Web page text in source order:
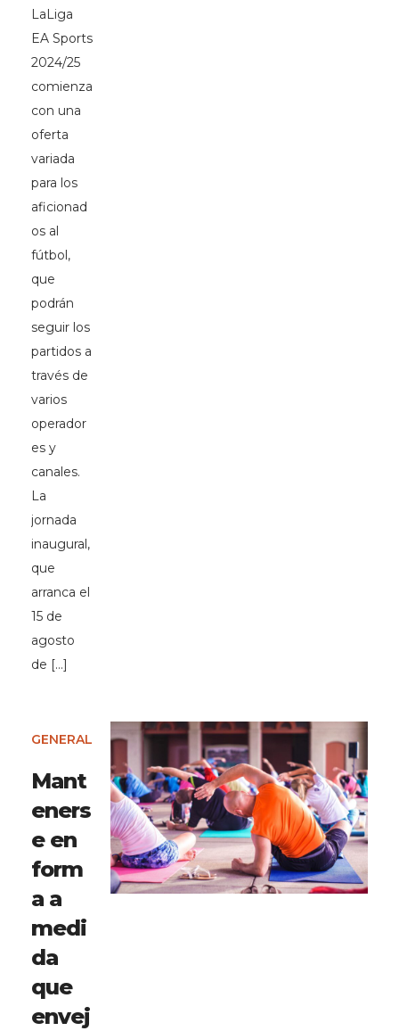
LaLiga
EA Sports
2024/25
comienza
con una
oferta
variada
para los
aficionad
os al
fútbol,
que
podrán
seguir los
partidos a
través de
varios
operador
es y
canales.
La
jornada
inaugural,
que
arranca el
15 de
agosto
de […]
GENERAL
Mant
eners
e en
form
a a
medi
da
que
envej